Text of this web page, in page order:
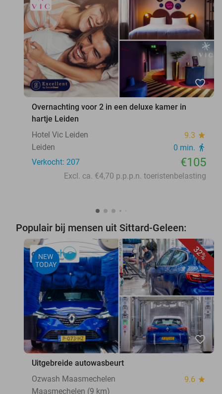
favorite_border
Overnachting voor 2 in een deluxe kamer in
hartje Leiden
Hotel Vic Leiden
9.3 star
Leiden 0 min. directions_walk
Verkocht: 207 €105
Excl. ca. €4,70 p.p.p.n. toeristenbelasting
Populair bij mensen uit Sittard-Geleen:
32%
NEW
TODAY
favorite_border
Uitgebreide autowasbeurt
Ozwash Maasmechelen
9.6 star
Maasmechelen (9 km)